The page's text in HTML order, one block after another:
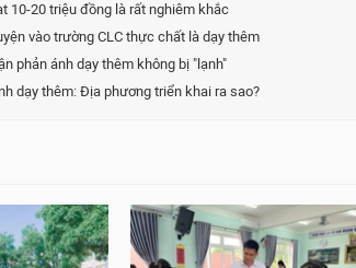
10-20 triệu đồng là rất nghiêm khắc
vào trường CLC thực chất là dạy thêm
phản ánh dạy thêm không bị "lạnh"
dạy thêm: Địa phương triển khai ra sao?